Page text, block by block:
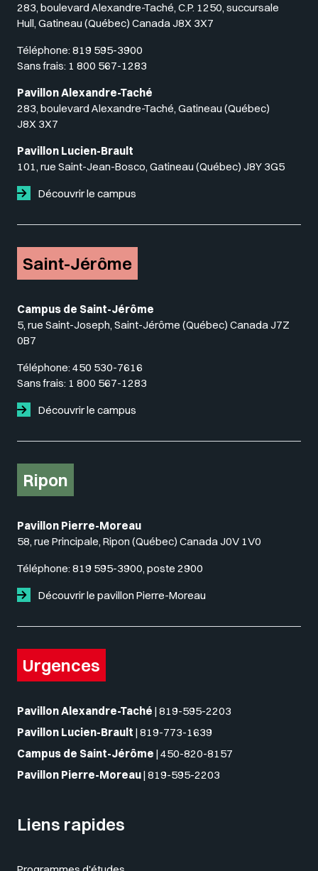
283, boulevard Alexandre-Taché, C.P. 1250, succursale
Hull, Gatineau (Québec) Canada J8X 3X7
Téléphone: 819 595-3900
Sans frais: 1 800 567-1283
Pavillon Alexandre-Taché
283, boulevard Alexandre-Taché, Gatineau (Québec)
J8X 3X7
Pavillon Lucien-Brault
101, rue Saint-Jean-Bosco, Gatineau (Québec) J8Y 3G5
Découvrir le campus
Saint-Jérôme
Campus de Saint-Jérôme
5, rue Saint-Joseph, Saint-Jérôme (Québec) Canada J7Z
0B7
Téléphone: 450 530-7616
Sans frais: 1 800 567-1283
Découvrir le campus
Ripon
Pavillon Pierre-Moreau
58, rue Principale, Ripon (Québec) Canada J0V 1V0
Téléphone: 819 595-3900, poste 2900
Découvrir le pavillon Pierre-Moreau
Urgences
Pavillon Alexandre-Taché | 819-595-2203
Pavillon Lucien-Brault | 819-773-1639
Campus de Saint-Jérôme | 450-820-8157
Pavillon Pierre-Moreau| 819-595-2203
Liens rapides